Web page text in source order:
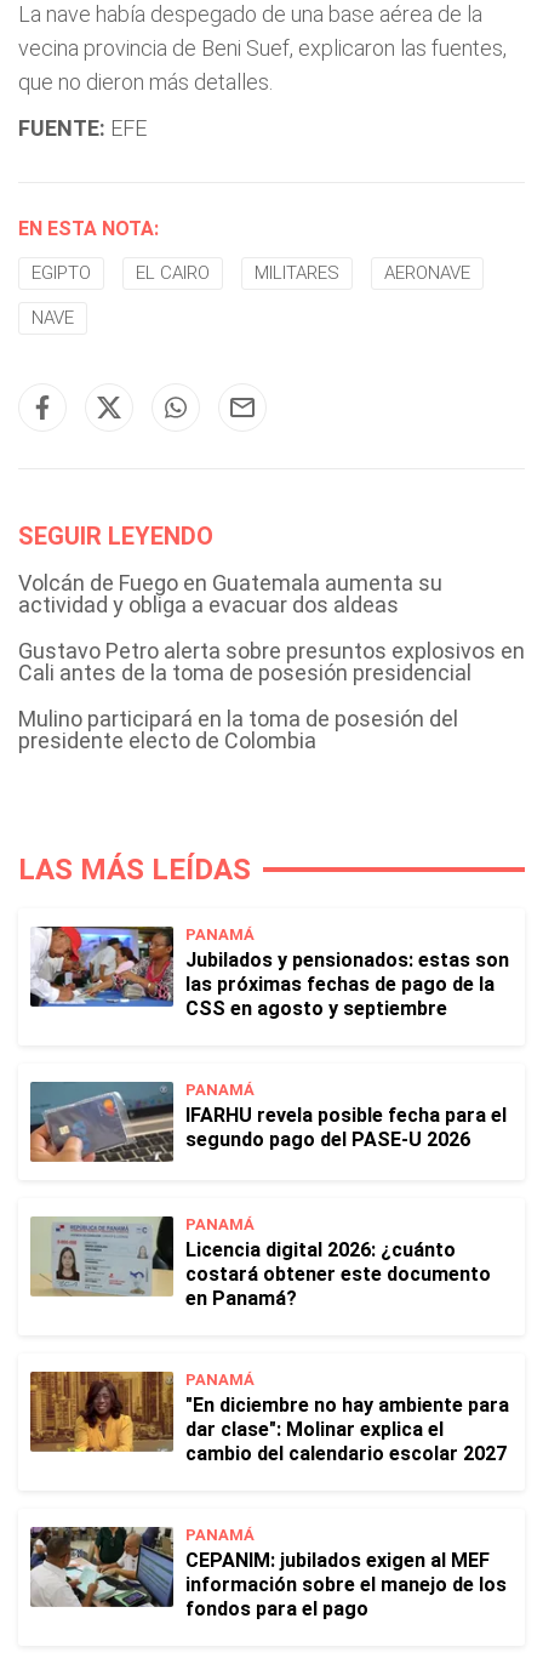
La nave había despegado de una base aérea de la
vecina provincia de Beni Suef, explicaron las fuentes,
que no dieron más detalles.
FUENTE: EFE
EN ESTA NOTA:
EGIPTO EL CAIRO MILITARES AERONAVE
NAVE
SEGUIR LEYENDO
Volcán de Fuego en Guatemala aumenta su
actividad y obliga a evacuar dos aldeas
Gustavo Petro alerta sobre presuntos explosivos en
Cali antes de la toma de posesión presidencial
Mulino participará en la toma de posesión del
presidente electo de Colombia
LAS MÁS LEÍDAS
PANAMÁ
Jubilados y pensionados: estas son
las próximas fechas de pago de la
CSS en agosto y septiembre
PANAMÁ
IFARHU revela posible fecha para el
segundo pago del PASE-U 2026
PANAMÁ
Licencia digital 2026: ¿cuánto
costará obtener este documento
en Panamá?
PANAMÁ
"En diciembre no hay ambiente para
dar clase": Molinar explica el
cambio del calendario escolar 2027
PANAMÁ
CEPANIM: jubilados exigen al MEF
información sobre el manejo de los
fondos para el pago